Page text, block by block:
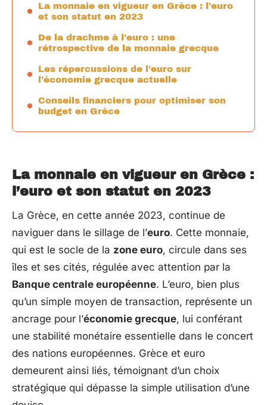
La monnaie en vigueur en Grèce : l’euro
et son statut en 2023
De la drachme à l’euro : une
rétrospective de la monnaie grecque
Les répercussions de l’euro sur
l’économie grecque actuelle
Conseils financiers pour optimiser son
budget en Grèce
La monnaie en vigueur en Grèce :
l’euro et son statut en 2023
La Grèce, en cette année 2023, continue de
naviguer dans le sillage de l’euro. Cette monnaie,
qui est le socle de la zone euro, circule dans ses
îles et ses cités, régulée avec attention par la
Banque centrale européenne. L’euro, bien plus
qu’un simple moyen de transaction, représente un
ancrage pour l’économie grecque, lui conférant
une stabilité monétaire essentielle dans le concert
des nations européennes. Grèce et euro
demeurent ainsi liés, témoignant d’un choix
stratégique qui dépasse la simple utilisation d’une